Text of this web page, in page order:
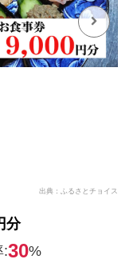
出典：ふるさとチョイス
分
:30%